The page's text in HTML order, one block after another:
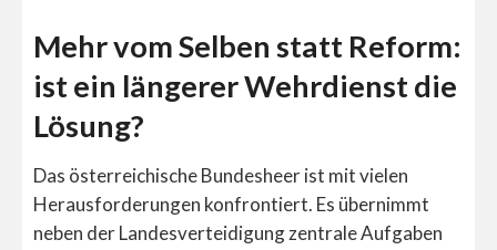
Mehr vom Selben statt Reform:
ist ein längerer Wehrdienst die
Lösung?
Das österreichische Bundesheer ist mit vielen
Herausforderungen konfrontiert. Es übernimmt
neben der Landesverteidigung zentrale Aufgaben